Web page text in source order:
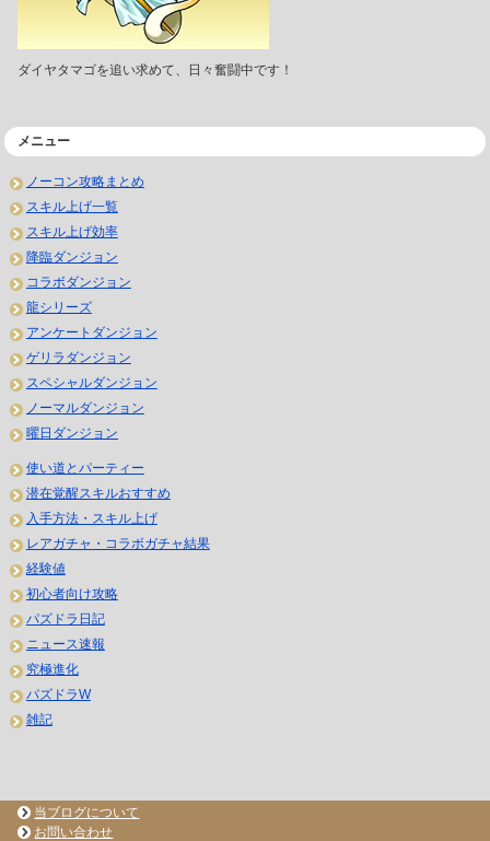
ダイヤタマゴを追い求めて、日々奮闘中です！
メニュー
ノーコン攻略まとめ
スキル上げ一覧
スキル上げ効率
降臨ダンジョン
コラボダンジョン
龍シリーズ
アンケートダンジョン
ゲリラダンジョン
スペシャルダンジョン
ノーマルダンジョン
曜日ダンジョン
使い道とパーティー
潜在覚醒スキルおすすめ
入手方法・スキル上げ
レアガチャ・コラボガチャ結果
経験値
初心者向け攻略
パズドラ日記
ニュース速報
究極進化
パズドラW
雑記
当ブログについて
お問い合わせ